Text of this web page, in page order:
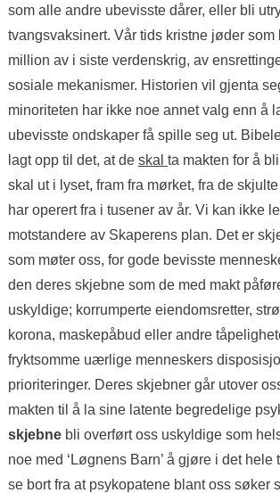
som alle andre ubevisste dårer, eller bli
tvangsvaksinert. Vår tids kristne jøder som
million av i siste verdenskrig, av
sosiale mekanismer. Historien vil gjenta
minoriteten har ikke noe annet valg enn å
ubevisste ondskaper få spille seg ut.
lagt opp til det, at de skal ta makten for å
skal ut i lyset, fram fra mørket, fra de
har operert fra i tusener av år. Vi kan ikke
motstandere av Skaperens plan. Det er
som møter oss, for gode bevisste
den deres skjebne som de med makt
uskyldige; korrumperte eiendomsretter,
korona, maskepåbud eller andre
fryktsomme uærlige menneskers
prioriteringer. Deres skjebner går utover
makten til å la sine latente begredelige
skjebnebli overført oss uskyldige som
noe med ‘Løgnens Barn’ å gjøre i det hele
se bort fra at psykopatene blant oss søker